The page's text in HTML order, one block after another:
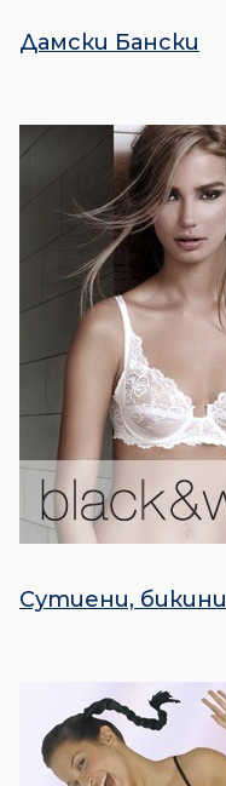
Дамски Бански
Сутиени, бикини